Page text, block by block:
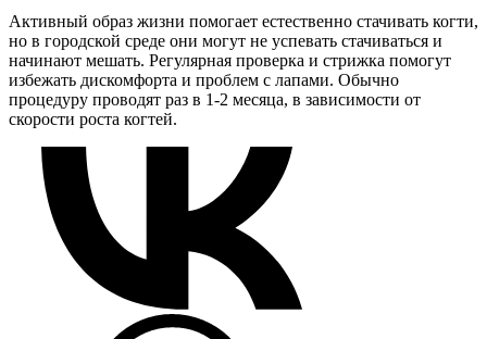
Активный образ жизни помогает естественно стачивать когти,
но в городской среде они могут не успевать стачиваться и
начинают мешать. Регулярная проверка и стрижка помогут
избежать дискомфорта и проблем с лапами. Обычно
процедуру проводят раз в 1-2 месяца, в зависимости от
скорости роста когтей.